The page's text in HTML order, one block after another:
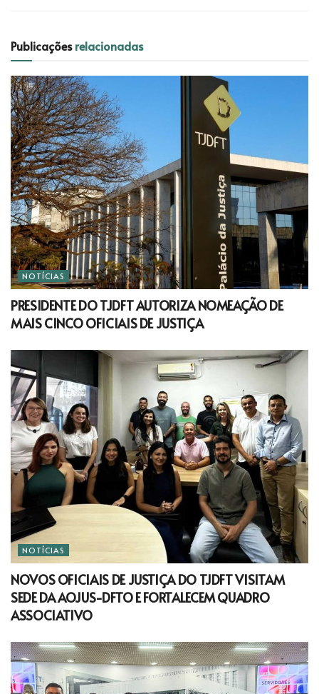
Publicaçõesrelacionadas
NOTÍCIAS
PRESIDENTE DO TJDFT AUTORIZA NOMEAÇÃO DE
MAIS CINCO OFICIAIS DE JUSTIÇA
NOTÍCIAS
NOVOS OFICIAIS DE JUSTIÇA DO TJDFT VISITAM
SEDE DA AOJUS-DFTO E FORTALECEM QUADRO
ASSOCIATIVO